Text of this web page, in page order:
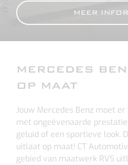
MEER
MERCEDES
OP MAAT
Jouw Mercedes Benz moet
met ongeëvenaarde
geluid of een sportieve look.
uitlaat op maat! CT
gebied van maatwerk RVS